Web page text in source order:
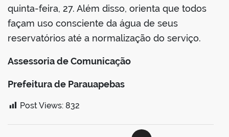
quinta-feira, 27. Além disso, orienta que todos
façam uso consciente da água de seus
reservatórios até a normalização do serviço.
Assessoria de Comunicação
Prefeitura de Parauapebas
Post Views: 832